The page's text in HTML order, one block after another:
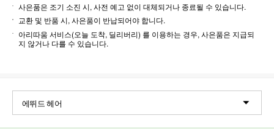
사은품은 조기 소진 시, 사전 예고 없이 대체되거나 종료될 수 있습니다.
교환 및 반품 시, 사은품이 반납되어야 합니다.
아리따움 서비스(오늘 도착, 딜리버리) 를 이용하는 경우, 사은품은 지급되
지 않거나 다를 수 있습니다.
에뛰드 헤어